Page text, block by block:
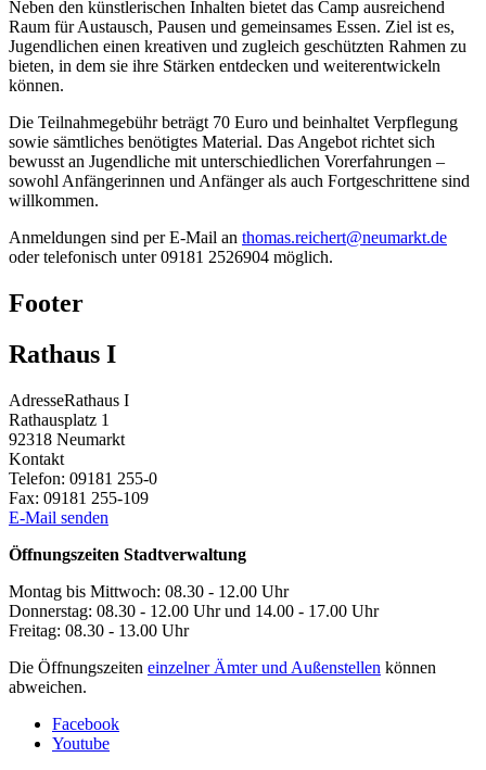
Neben den künstlerischen Inhalten bietet das Camp ausreichend
Raum für Austausch, Pausen und gemeinsames Essen. Ziel ist es,
Jugendlichen einen kreativen und zugleich geschützten Rahmen zu
bieten, in dem sie ihre Stärken entdecken und weiterentwickeln
können.
Die Teilnahmegebühr beträgt 70 Euro und beinhaltet Verpflegung
sowie sämtliches benötigtes Material. Das Angebot richtet sich
bewusst an Jugendliche mit unterschiedlichen Vorerfahrungen –
sowohl Anfängerinnen und Anfänger als auch Fortgeschrittene sind
willkommen.
Anmeldungen sind per E-Mail an thomas.reichert@neumarkt.de
oder telefonisch unter 09181 2526904 möglich.
Footer
Rathaus I
AdresseRathaus I
Rathausplatz 1
92318 Neumarkt
Kontakt
Telefon: 09181 255-0
Fax: 09181 255-109
E-Mail senden
Öffnungszeiten Stadtverwaltung
Montag bis Mittwoch: 08.30 - 12.00 Uhr
Donnerstag: 08.30 - 12.00 Uhr und 14.00 - 17.00 Uhr
Freitag: 08.30 - 13.00 Uhr
Die Öffnungszeiten einzelner Ämter und Außenstellen können
abweichen.
Facebook
Youtube